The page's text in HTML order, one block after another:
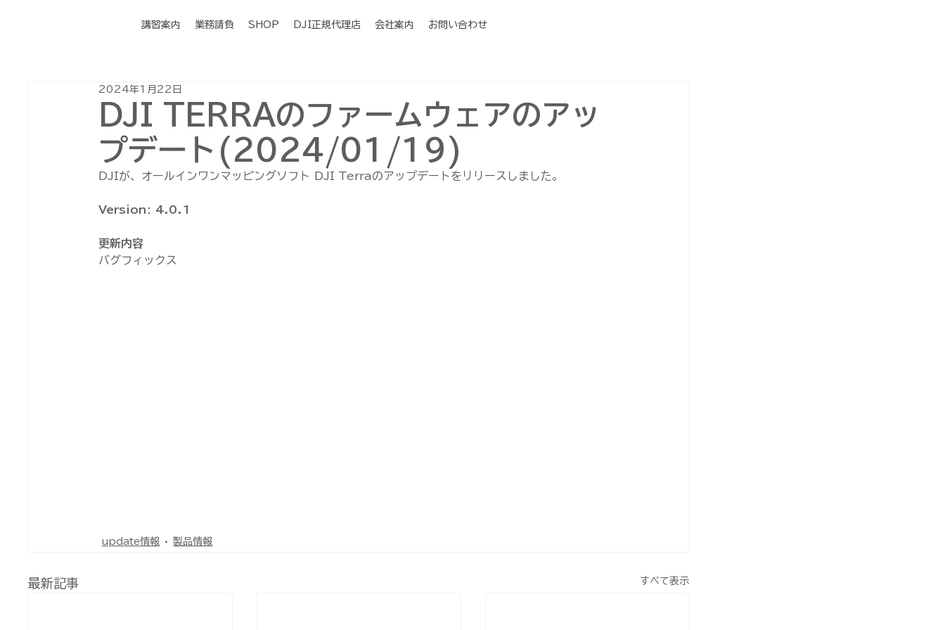
講習案内 業務請負 SHOP DJI正規代理店 会社案内 お問い合わせ
DJI TERRAのファームウェアのアッ
プデート(2024/01/19)
2024年1月22日
DJIが、オールインワンマッピングソフト DJI Terraのアップデートをリリースしました。
Version: 4.0.1
更新内容
バグフィックス
update情報 製品情報
最新記事 すべて表示